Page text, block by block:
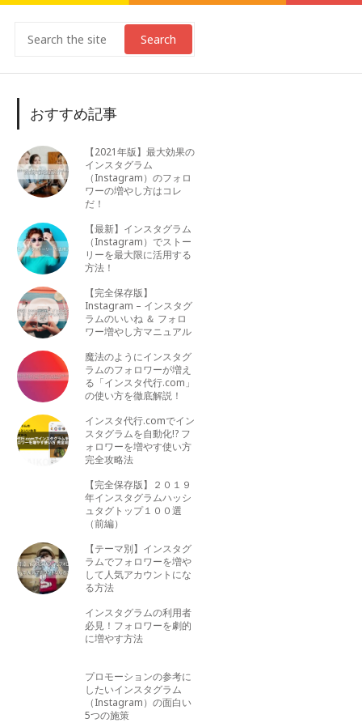
Search
おすすめ記事
【2021年版】最大効果の
インスタグラム
（Instagram）のフォロ
ワーの増やし方はコレ
だ！
【最新】インスタグラム
（Instagram）でストー
リーを最大限に活用する
方法！
【完全保存版】
Instagram – インスタグ
ラムのいいね ＆ フォロ
ワー増やし方マニュアル
魔法のようにインスタグ
ラムのフォロワーが増え
る「インスタ代行.com」
の使い方を徹底解説！
インスタ代行.comでイン
スタグラムを自動化!? フ
ォロワーを増やす使い方
完全攻略法
【完全保存版】２０１９
年インスタグラムハッシ
ュタグトップ１００選
（前編）
【テーマ別】インスタグ
ラムでフォロワーを増や
して人気アカウントにな
る方法
インスタグラムの利用者
必見！フォロワーを劇的
に増やす方法
プロモーションの参考に
したいインスタグラム
（Instagram）の面白い
5つの施策